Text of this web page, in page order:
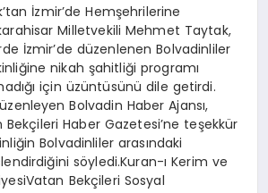
İzmir’de Hemşehrilerine
Milletvekili Mehmet Taytak,
İzmir’de düzenlenen Bolvadinliler
nikah şahitliği programı
için üzüntüsünü dile getirdi.
Bolvadin Haber Ajansı,
Haber Gazetesi’ne teşekkür
Bolvadinliler arasındaki
söyledi.Kuran-ı Kerim ve
Bekçileri Sosyal